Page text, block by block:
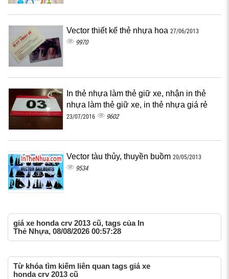
Vector thiết kế thẻ nhựa hoa 27/06/2013
9970
In thẻ nhựa làm thẻ giữ xe, nhận in thẻ
nhựa làm thẻ giữ xe, in thẻ nhựa giá rẻ
23/07/2016 9602
Vector tàu thủy, thuyền buồm 20/05/2013
9534
giá xe honda crv 2013 cũ, tags của In
Thẻ Nhựa, 08/08/2026 00:57:28
Từ khóa tìm kiếm liên quan tags giá xe
honda crv 2013 cũ